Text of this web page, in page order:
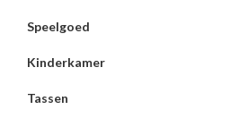
Speelgoed
Kinderkamer
Tassen